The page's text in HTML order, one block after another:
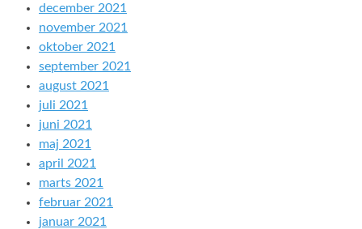
december 2021
november 2021
oktober 2021
september 2021
august 2021
juli 2021
juni 2021
maj 2021
april 2021
marts 2021
februar 2021
januar 2021